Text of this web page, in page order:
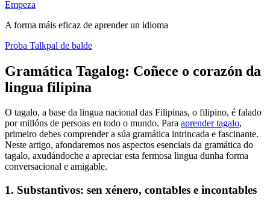
Empeza
A forma máis eficaz de aprender un idioma
Proba Talkpal de balde
Gramática Tagalog: Coñece o corazón da
lingua filipina
O tagalo, a base da lingua nacional das Filipinas, o filipino, é falado
por millóns de persoas en todo o mundo. Para aprender tagalo,
primeiro debes comprender a súa gramática intrincada e fascinante.
Neste artigo, afondaremos nos aspectos esenciais da gramática do
tagalo, axudándoche a apreciar esta fermosa lingua dunha forma
conversacional e amigable.
1. Substantivos: sen xénero, contables e incontables